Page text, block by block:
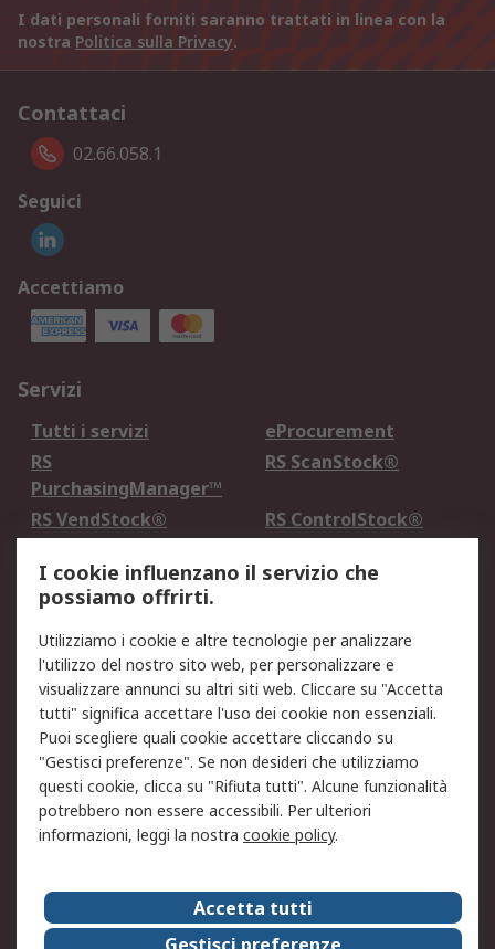
I dati personali forniti saranno trattati in linea con la
nostra Politica sulla Privacy.
Contattaci
02.66.058.1
Seguici
Accettiamo
Servizi
Tutti i servizi
eProcurement
RS
PurchasingManager™
RS ScanStock®
RS VendStock®
RS ControlStock®
Legale
Informativa Cookie
Informativa Privacy -
Aggiornata
Email Security
Termini d'uso
Condizioni di vendita
Condizioni generali di
servizio
Etica e responsabilità
Chi Siamo
Chi Siamo
Contattaci
Supporto
ESG
I cookie influenzano il servizio che
possiamo offrirti.
Utilizziamo i cookie e altre tecnologie per analizzare
l'utilizzo del nostro sito web, per personalizzare e
visualizzare annunci su altri siti web. Cliccare su "Accetta
tutti" significa accettare l'uso dei cookie non essenziali.
Puoi scegliere quali cookie accettare cliccando su
"Gestisci preferenze". Se non desideri che utilizziamo
questi cookie, clicca su "Rifiuta tutti". Alcune funzionalità
potrebbero non essere accessibili. Per ulteriori
informazioni, leggi la nostra cookie policy.
Accetta tutti